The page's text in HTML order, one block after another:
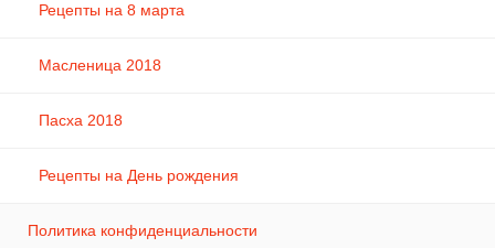
Рецепты на 8 марта
Масленица 2018
Пасха 2018
Рецепты на День рождения
Политика конфиденциальности